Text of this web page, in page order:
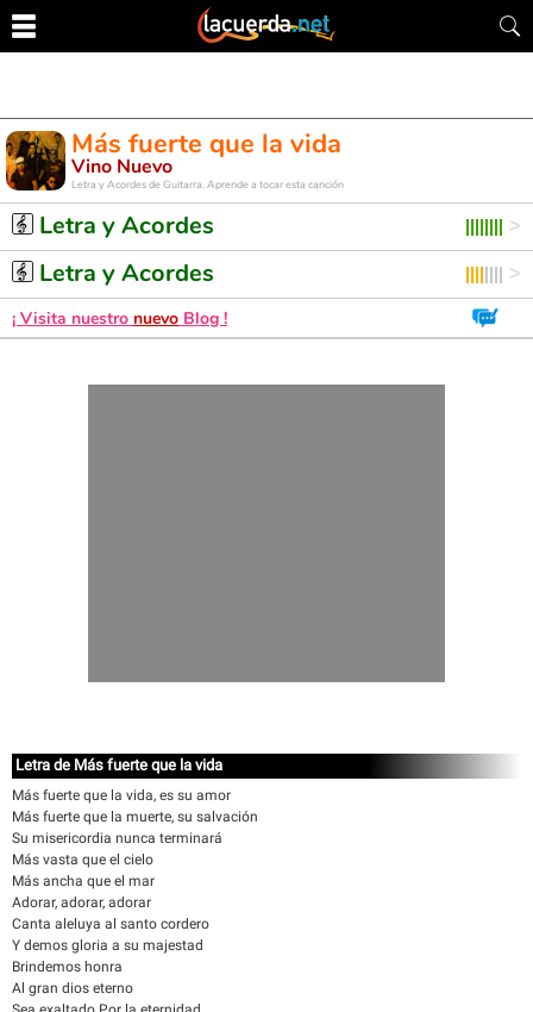
Más fuerte que la vida
Vino Nuevo
Letra y Acordes de Guitarra. Aprende a tocar esta canción
Letra y Acordes
Letra y Acordes
¡ Visita nuestro nuevo Blog !
Letra de Más fuerte que la vida
Más fuerte que la vida, es su amor
Más fuerte que la muerte, su salvación
Su misericordia nunca terminará
Más vasta que el cielo
Más ancha que el mar
Adorar, adorar, adorar
Canta aleluya al santo cordero
Y demos gloria a su majestad
Brindemos honra
Al gran dios eterno